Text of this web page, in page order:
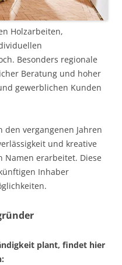
Holzarbeiten,
Besonders regionale
Beratung und hoher
gewerblichen Kunden
den vergangenen Jahren
und kreative
Namen erarbeitet. Diese
Inhaber
plant, findet hier